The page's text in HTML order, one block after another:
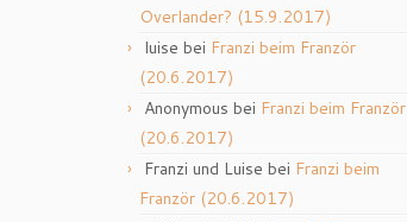
Overlander? (15.9.2017)
luise bei Franzi beim Franzör
(20.6.2017)
Anonymous bei Franzi beim Franzör
(20.6.2017)
Franzi und Luise bei Franzi beim
Franzör (20.6.2017)